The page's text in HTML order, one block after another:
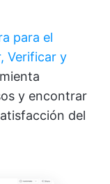
para el
Verificar y
y encontrar
del